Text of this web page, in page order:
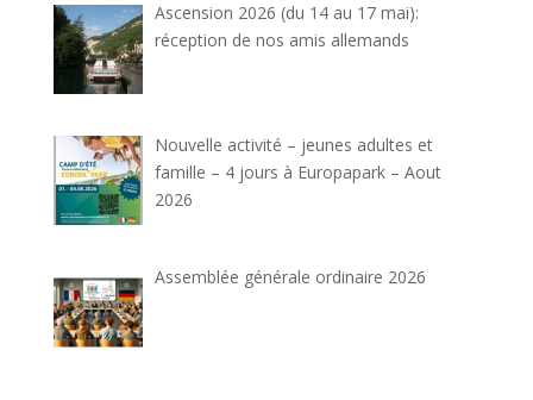
Ascension 2026 (du 14 au 17 mai):
réception de nos amis allemands
Nouvelle activité – jeunes adultes et
famille – 4 jours à Europapark – Aout
2026
Assemblée générale ordinaire 2026